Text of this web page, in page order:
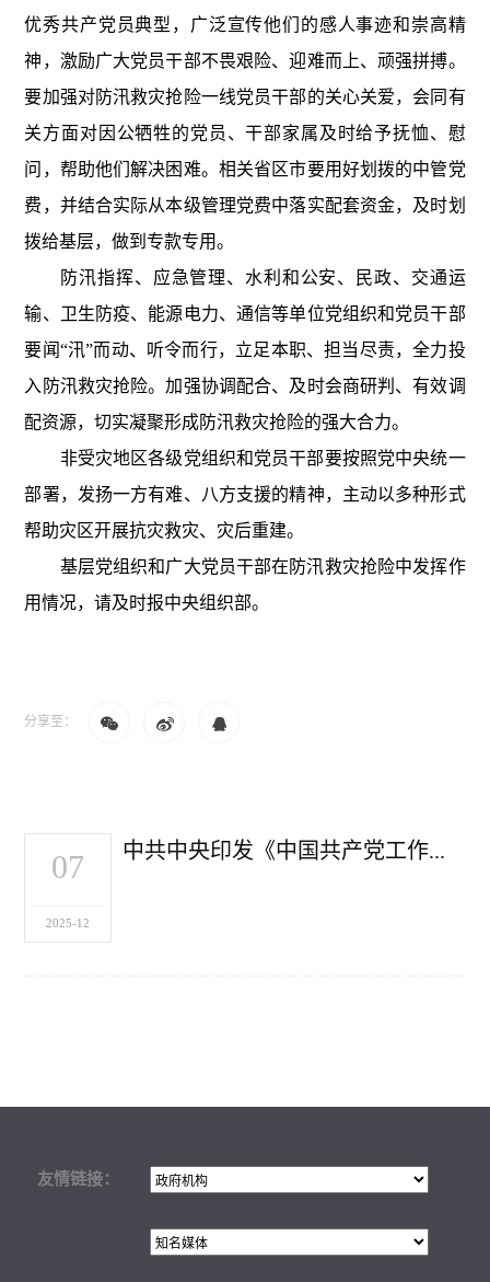
优秀共产党员典型，广泛宣传他们的感人事迹和崇高精
神，激励广大党员干部不畏艰险、迎难而上、顽强拼搏。
要加强对防汛救灾抢险一线党员干部的关心关爱，会同有
关方面对因公牺牲的党员、干部家属及时给予抚恤、慰
问，帮助他们解决困难。相关省区市要用好划拨的中管党
费，并结合实际从本级管理党费中落实配套资金，及时划
拨给基层，做到专款专用。
防汛指挥、应急管理、水利和公安、民政、交通运
输、卫生防疫、能源电力、通信等单位党组织和党员干部
要闻“汛”而动、听令而行，立足本职、担当尽责，全力投
入防汛救灾抢险。加强协调配合、及时会商研判、有效调
配资源，切实凝聚形成防汛救灾抢险的强大合力。
非受灾地区各级党组织和党员干部要按照党中央统一
部署，发扬一方有难、八方支援的精神，主动以多种形式
帮助灾区开展抗灾救灾、灾后重建。
基层党组织和广大党员干部在防汛救灾抢险中发挥作
用情况，请及时报中央组织部。
分享至：
07
2025-12
中共中央印发《中国共产党工作机关条例》
友情链接：